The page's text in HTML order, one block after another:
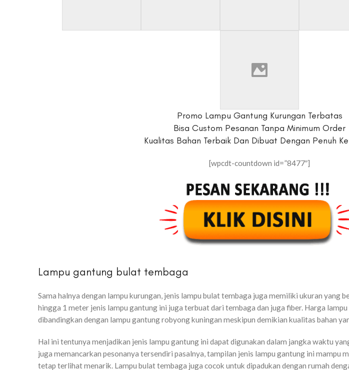
Promo Lampu Gantung Kurungan Terbatas
Bisa Custom Pesanan Tanpa Minimum Order
Kualitas Bahan Terbaik Dan Dibuat Dengan Penuh
[wpcdt-countdown id=”8477″]
Lampu gantung bulat tembaga
Sama halnya dengan lampu kurungan, jenis lampu bulat tembaga juga memiliki ukuran yang
hingga 1 meter jenis lampu gantung ini juga terbuat dari tembaga dan juga fiber. Harga
dibandingkan dengan lampu gantung robyong kuningan meskipun demikian kualitas bahan
Hal ini tentunya menjadikan jenis lampu gantung ini dapat digunakan dalam jangka waktu
juga memancarkan pesonanya tersendiri pasalnya, tampilan jenis lampu gantung ini mampu
tetap terlihat menarik. Lampu bulat tembaga juga cocok untuk dipadukan dengan rumah